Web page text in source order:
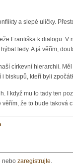
a slepé uličky.
Františka k dialogu.
ledy. A já věřím,
církevní hierarchii.
biskupů, kteří byli
I když mu to tady ten
že to bude
nebozaregistrujte.